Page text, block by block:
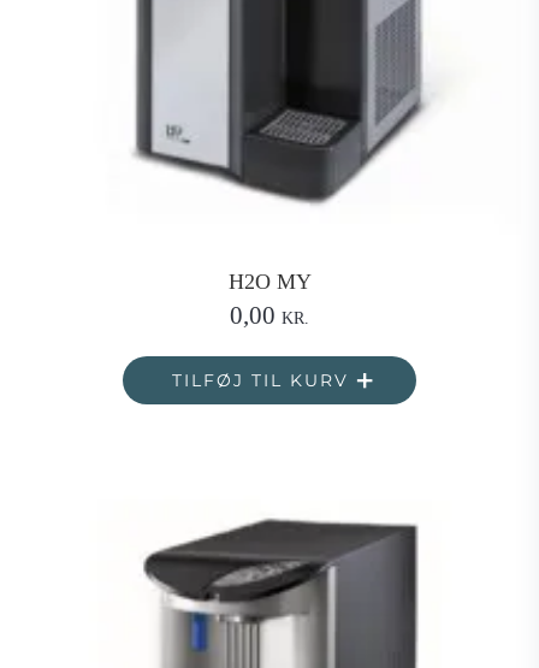
H2O MY
0,00 KR.
TILFØJ TIL KURV